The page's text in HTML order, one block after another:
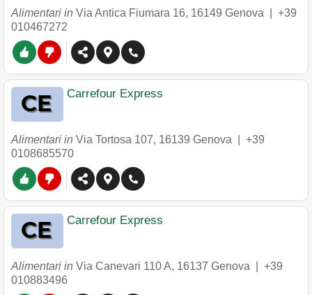
Alimentari in Via Antica Fiumara 16, 16149 Genova
+39
010467272
Carrefour Express
Alimentari in Via Tortosa 107, 16139 Genova
+39
0108685570
Carrefour Express
Alimentari in Via Canevari 110 A, 16137 Genova
+39
010883496